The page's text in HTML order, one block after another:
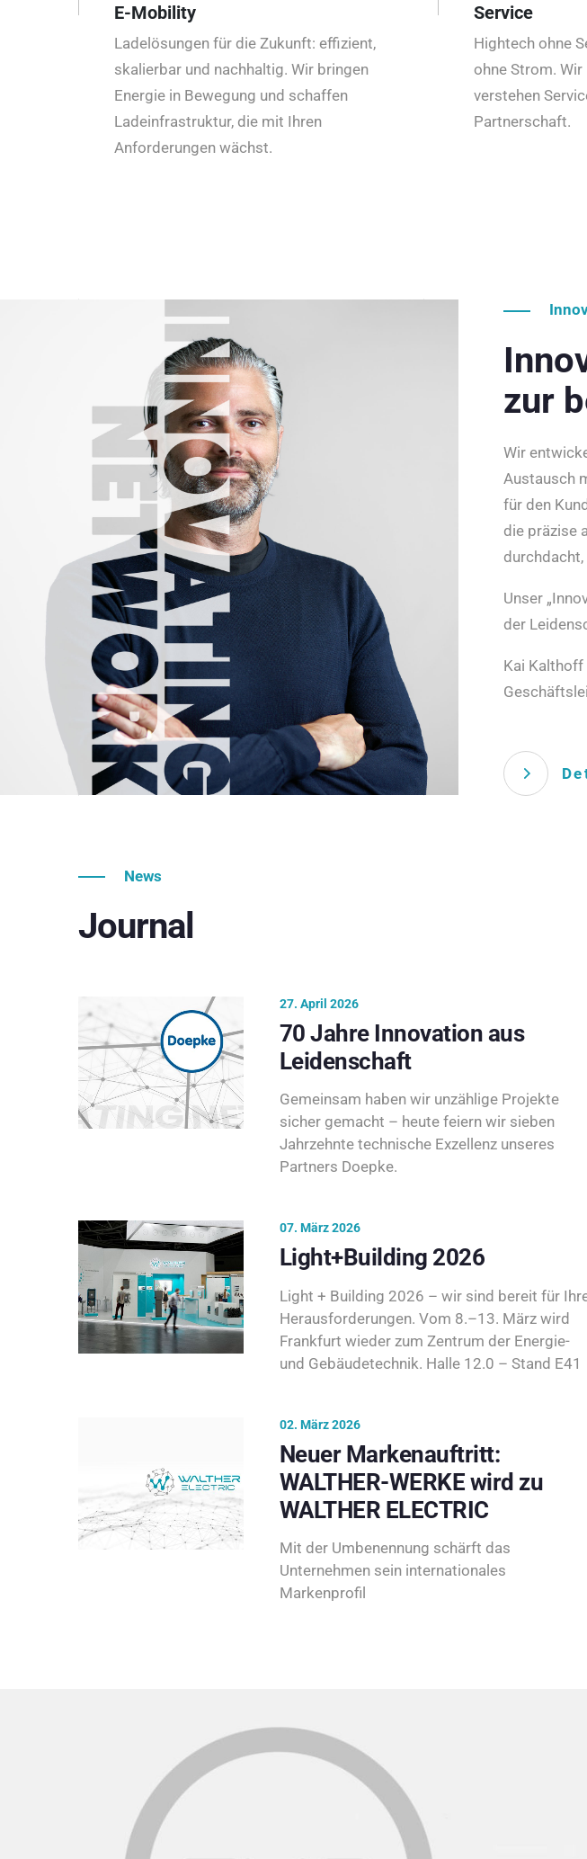
E-Mobility
Ladelösungen für die Zukunft: effizient,
skalierbar und nachhaltig. Wir bringen
Energie in Bewegung und schaffen
Ladeinfrastruktur, die mit Ihren
Anforderungen wächst.
Service
Hightech ohne
ohne Strom.
verstehen
Partnerschaft.
zur
Wir
Austausch
für den
die präzise
durchdacht,
Unser
der
Kai Kalthoff
News
Journal
27. April 2026
70 Jahre Innovation aus
Leidenschaft
Gemeinsam haben wir unzählige Projekte
sicher gemacht – heute feiern wir sieben
Jahrzehnte technische Exzellenz unseres
Partners Doepke.
07. März 2026
Light+Building 2026
Light + Building 2026 – wir sind bereit für
Herausforderungen. Vom 8.–13. März wird
Frankfurt wieder zum Zentrum der Energie-
und Gebäudetechnik. Halle 12.0 – Stand E41
02. März 2026
Neuer Markenauftritt:
WALTHER-WERKE wird zu
WALTHER ELECTRIC
Mit der Umbenennung schärft das
Unternehmen sein internationales
Markenprofil